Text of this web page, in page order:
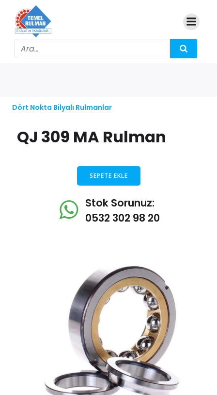
Dört Nokta Bilyalı Rulmanlar
QJ 309 MA Rulman
SEPETE EKLE
Stok Sorunuz:
0532 302 98 20